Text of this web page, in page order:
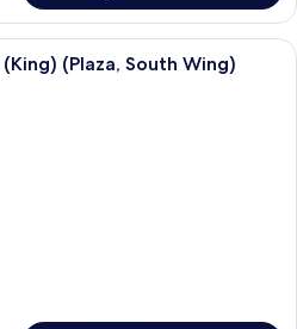
Superior Room, 1 Katil Raja (King)
(Plaza, South Wing)